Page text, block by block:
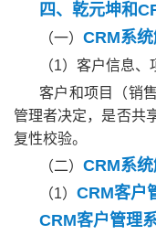
四、乾元坤和
（一） CRM系
（1）客户信息
客户和项目（销
管理者决定，是否共
复性校验。
（二） CRM系
（1） CRM客户
CRM客户管理